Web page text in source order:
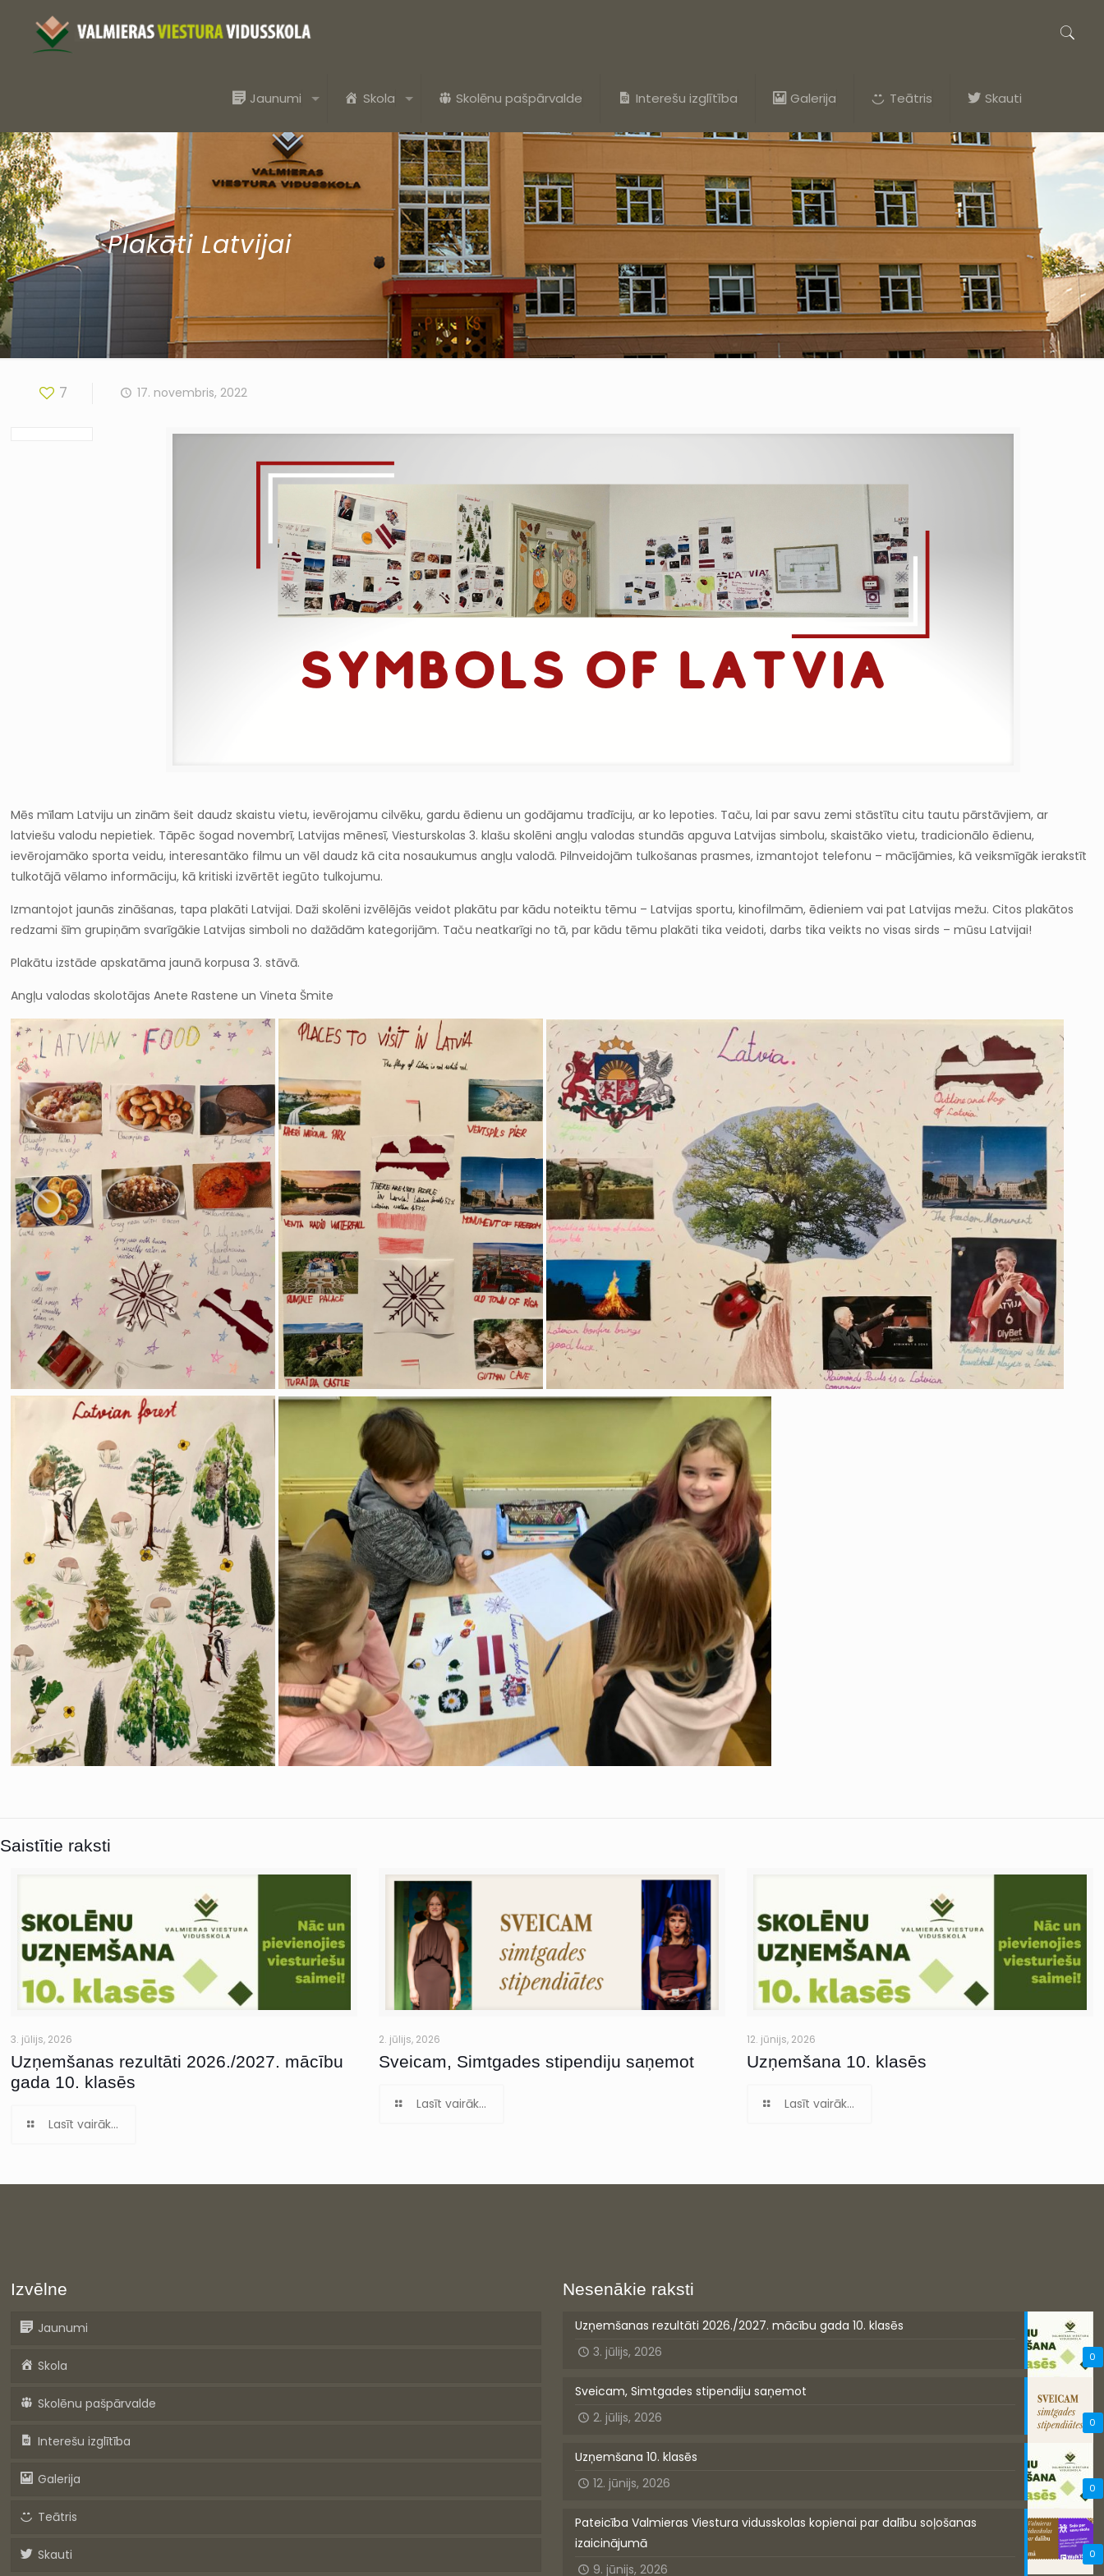
Jaunumi Skola Skolēnu pašpārvalde Interešu izglītība Galerija Teātris Skauti
Plakāti Latvijai
7 17. novembris, 2022
Mēs mīlam Latviju un zinām šeit daudz skaistu vietu, ievērojamu cilvēku, gardu ēdienu un godājamu tradīciju, ar ko lepoties. Taču, lai par savu zemi stāstītu citu tautu pārstāvjiem, ar
latviešu valodu nepietiek. Tāpēc šogad novembrī, Latvijas mēnesī, Viesturskolas 3. klašu skolēni angļu valodas stundās apguva Latvijas simbolu, skaistāko vietu, tradicionālo ēdienu,
ievērojamāko sporta veidu, interesantāko filmu un vēl daudz kā cita nosaukumus angļu valodā. Pilnveidojām tulkošanas prasmes, izmantojot telefonu – mācījāmies, kā veiksmīgāk ierakstīt
tulkotājā vēlamo informāciju, kā kritiski izvērtēt iegūto tulkojumu.
Izmantojot jaunās zināšanas, tapa plakāti Latvijai. Daži skolēni izvēlējās veidot plakātu par kādu noteiktu tēmu – Latvijas sportu, kinofilmām, ēdieniem vai pat Latvijas mežu. Citos plakātos
redzami šīm grupiņām svarīgākie Latvijas simboli no dažādām kategorijām. Taču neatkarīgi no tā, par kādu tēmu plakāti tika veidoti, darbs tika veikts no visas sirds – mūsu Latvijai!
Plakātu izstāde apskatāma jaunā korpusa 3. stāvā.
Angļu valodas skolotājas Anete Rastene un Vineta Šmite
Saistītie raksti
3. jūlijs, 2026
Uzņemšanas rezultāti 2026./2027. mācību
gada 10. klasēs
Lasīt vairāk...
2. jūlijs, 2026
Sveicam, Simtgades stipendiju saņemot
Lasīt vairāk...
12. jūnijs, 2026
Uzņemšana 10. klasēs
Lasīt vairāk...
Izvēlne
Jaunumi
Skola
Skolēnu pašpārvalde
Interešu izglītība
Galerija
Teātris
Skauti
Nesenākie raksti
0
Uzņemšanas rezultāti 2026./2027. mācību gada 10. klasēs
3. jūlijs, 2026
0
Sveicam, Simtgades stipendiju saņemot
2. jūlijs, 2026
0
Uzņemšana 10. klasēs
12. jūnijs, 2026
0
Pateicība Valmieras Viestura vidusskolas kopienai par dalību soļošanas
izaicinājumā
9. jūnijs, 2026